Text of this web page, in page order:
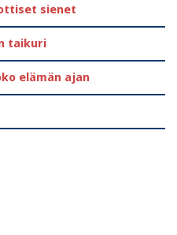
sienet
taikuri
elämän ajan